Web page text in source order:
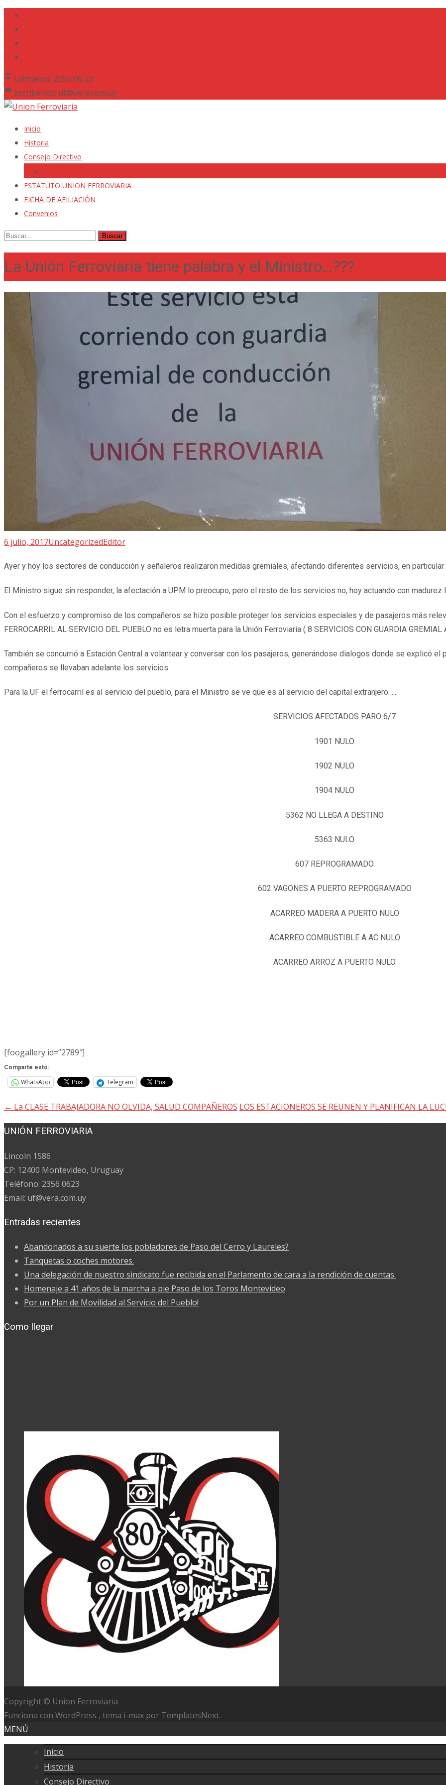
Llámanos: 2356 06 23
Escríbenos: uf@vera.com.uy
Saltar
contenido
Inicio
Historia
Consejo Directivo
ESTATUTO UNION FERROVIARIA
FICHA DE AFILIACIÓN
Convenios
Buscar
La Unión Ferroviaria tiene palabra y el Ministro…???
6 julio, 2017UncategorizedEditor
Ayer y hoy los sectores de conducción y señaleros realizaron medidas gremiales, afectando diferentes servicios, en
El Ministro sigue sin responder, la afectación a UPM lo preocupo, pero el resto de los servicios no, hoy actuando con
Con el esfuerzo y compromiso de los compañeros se hizo posible proteger los servicios especiales y de pasajeros más
FERROCARRIL AL SERVICIO DEL PUEBLO no es letra muerta para la Unión Ferroviaria ( 8 SERVICIOS CON GUARDIA GREMIAL
También se concurrió a Estación Central a volantear y conversar con los pasajeros, generándose dialogos donde se explicó
compañeros se llevaban adelante los servicios.
Para la UF el ferrocarril es al servicio del pueblo, para el Ministro se ve que es al servicio del capital extranjero…..
SERVICIOS AFECTADOS PARO 6/7
1901 NULO
1902 NULO
1904 NULO
5362 NO LLEGA A DESTINO
5363 NULO
607 REPROGRAMADO
602 VAGONES A PUERTO REPROGRAMADO
ACARREO MADERA A PUERTO NULO
ACARREO COMBUSTIBLE A AC NULO
ACARREO ARROZ A PUERTO NULO
[foogallery id=”2789″]
Comparte esto:
WhatsApp Telegram
Navegación
de
entradas
← La CLASE TRABAJADORA NO OLVIDA, SALUD COMPAÑEROS LOS ESTACIONEROS SE REUNEN Y PLANIFICAN LA
UNIÓN FERROVIARIA
Lincoln 1586
CP: 12400 Montevideo, Uruguay
Teléfono: 2356 0623
Email: uf@vera.com.uy
Entradas recientes
Abandonados a su suerte los pobladores de Paso del Cerro y Laureles?
Tanquetas o coches motores.
Una delegación de nuestro sindicato fue recibida en el Parlamento de cara a la rendición de cuentas.
Homenaje a 41 años de la marcha a pie Paso de los Toros Montevideo
Por un Plan de Movilidad al Servicio del Pueblo!
Como llegar
Copyright © Union Ferroviaria
Funciona con WordPress , tema i-max por TemplatesNext.
MENÚ
Inicio
Historia
Consejo Directivo